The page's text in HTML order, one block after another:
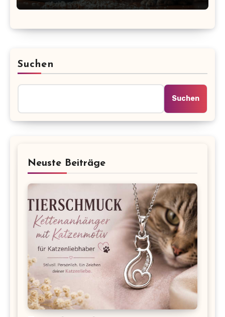
Suchen
Suchen
Neuste Beiträge